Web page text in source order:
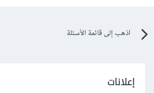
اذهب إلى قائمة الأسئلة
إعلانات